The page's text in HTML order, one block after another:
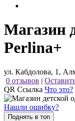
Магазин
Perlina+
ул. Кабдолова, 1,
0 отзывов |
QR Ссылка Что это?
Нашли ошибку?
Поднять в топ